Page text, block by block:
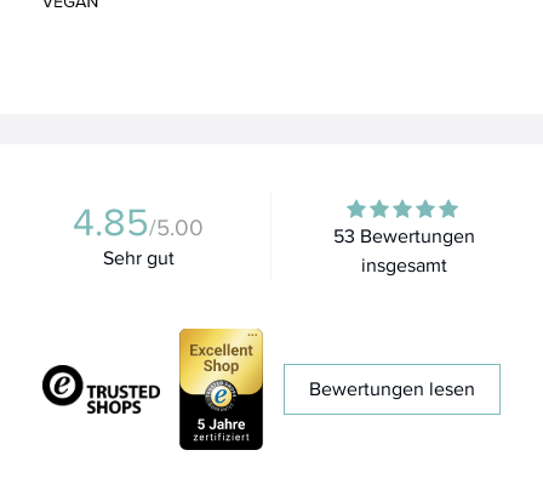
4.85/5.00
Sehr gut
53 Bewertungen
insgesamt
Bewertungen lesen